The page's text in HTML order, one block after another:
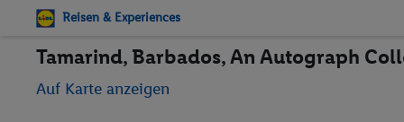
Reisen & Experiences
Tamarind, Barbados, An Autograph
Auf Karte anzeigen